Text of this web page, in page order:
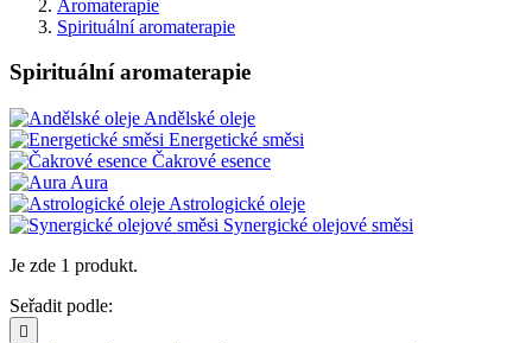
Aromaterapie
Spirituální aromaterapie
Spirituální aromaterapie
Andělské oleje
Energetické směsi
Čakrové esence
Aura
Astrologické oleje
Synergické olejové směsi
Je zde 1 produkt.
Seřadit podle:
